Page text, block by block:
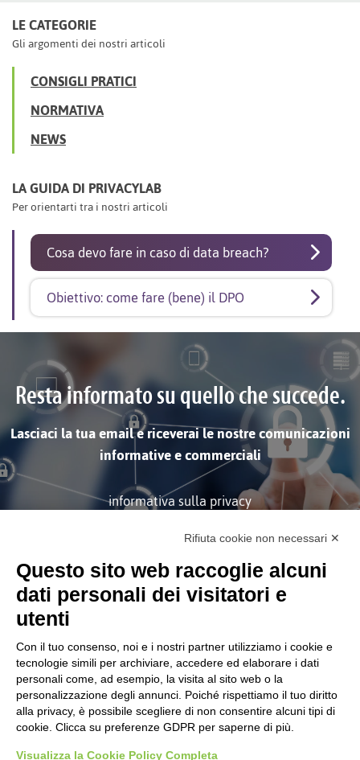
LE CATEGORIE
Gli argomenti dei nostri articoli
CONSIGLI PRATICI
NORMATIVA
NEWS
LA GUIDA DI PRIVACYLAB
Per orientarti tra i nostri articoli
Cosa devo fare in caso di data breach?
Obiettivo: come fare (bene) il DPO
Resta informato su quello che succede.
Lasciaci la tua email e riceverai le nostre comunicazioni
informative e commerciali
informativa sulla privacy
ISCRIVITI
Società soggetta alla Direzione
e Coordinamento di Tinexta
S.p.A.
CORPORATE
Rifiuta cookie non necessari ✕
Questo sito web raccoglie alcuni
dati personali dei visitatori e
utenti
Con il tuo consenso, noi e i nostri partner utilizziamo i cookie e
tecnologie simili per archiviare, accedere ed elaborare i dati
personali come, ad esempio, la visita al sito web o la
personalizzazione degli annunci. Poiché rispettiamo il tuo diritto
alla privacy, è possibile scegliere di non consentire alcuni tipi di
cookie. Clicca su preferenze GDPR per saperne di più.
Visualizza la Cookie Policy Completa